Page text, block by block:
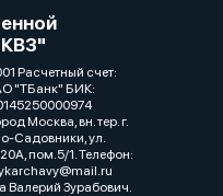
Расчетный счет:
"ТБанк" БИК:
Москва, вн. тер. г.
Садовники, ул.
пом.5/1. Телефон:
Валерий Зурабович.